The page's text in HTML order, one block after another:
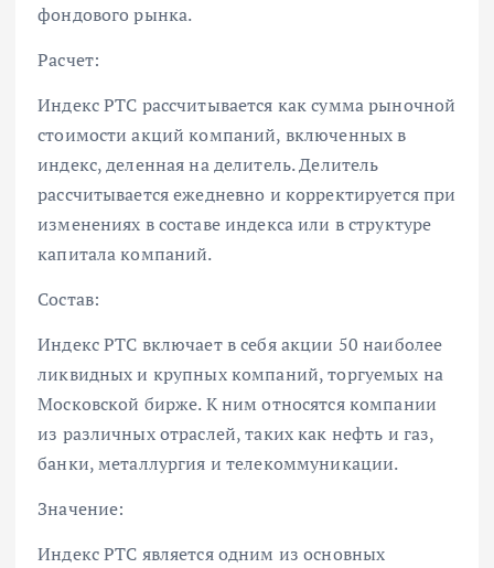
фондового рынка.
Расчет:
Индекс РТС рассчитывается как сумма рыночной
стоимости акций компаний, включенных в
индекс, деленная на делитель. Делитель
рассчитывается ежедневно и корректируется при
изменениях в составе индекса или в структуре
капитала компаний.
Состав:
Индекс РТС включает в себя акции 50 наиболее
ликвидных и крупных компаний, торгуемых на
Московской бирже. К ним относятся компании
из различных отраслей, таких как нефть и газ,
банки, металлургия и телекоммуникации.
Значение:
Индекс РТС является одним из основных